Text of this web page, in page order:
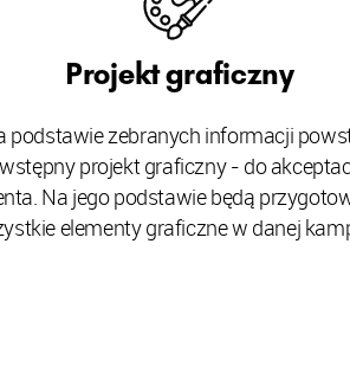
Projekt graficzny
podstawie zebranych informacji
wstępny projekt graficzny - do
Na jego podstawie będą
elementy graficzne w danej